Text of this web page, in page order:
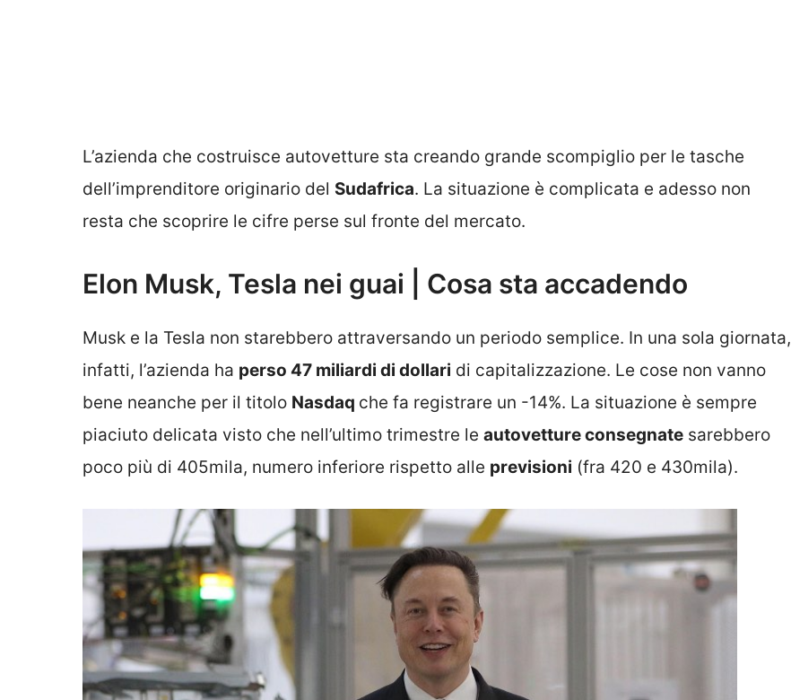
L’azienda che costruisce autovetture sta creando grande scompiglio per le tasche
dell’imprenditore originario del Sudafrica. La situazione è complicata e adesso non
resta che scoprire le cifre perse sul fronte del mercato.
Elon Musk, Tesla nei guai | Cosa sta accadendo
Musk e la Tesla non starebbero attraversando un periodo semplice. In una sola giornata,
infatti, l’azienda ha perso 47 miliardi di dollari di capitalizzazione. Le cose non vanno
bene neanche per il titolo Nasdaq che fa registrare un -14%. La situazione è sempre
piaciuto delicata visto che nell’ultimo trimestre le autovetture consegnate sarebbero
poco più di 405mila, numero inferiore rispetto alle previsioni (fra 420 e 430mila).